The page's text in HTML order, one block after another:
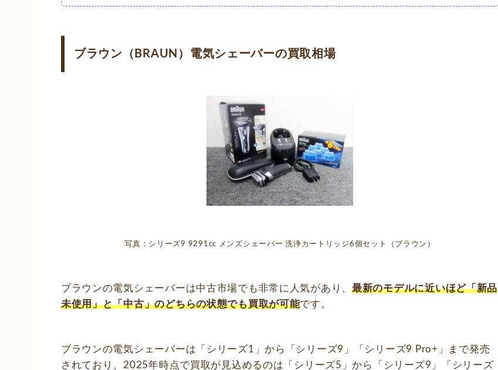
ブラウン（BRAUN）電気シェーバーの買取相場
写真：シリーズ9 9291cc メンズシェーバー 洗浄カートリッジ6個セット（ブラウン）
ブラウンの電気シェーバーは中古市場でも非常に人気があり、最新のモデルに近いほど「新品
未使用」と「中古」のどちらの状態でも買取が可能です。
ブラウンの電気シェーバーは「シリーズ1」から「シリーズ9」「シリーズ9 Pro+」まで発売
されており、2025年時点で買取が見込めるのは「シリーズ5」から「シリーズ9」「シリーズ